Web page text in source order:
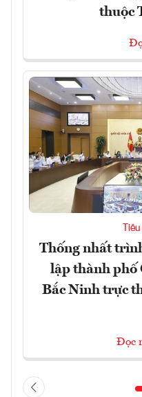
thuộc
Thống nhất
lập thành phố
Bắc Ninh trực
Đọc